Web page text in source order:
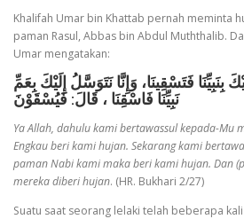
Khalifah Umar bin Khattab pernah meminta
paman Rasul, Abbas bin Abdul Muththalib.
Umar mengatakan:
بِنَبِيِّنَا فَتَسْقِينَا، وَإِنَّا نَتَوَسَّلُ إِلَيْكَ بِعَمِّ
نَبِيِّنَا فَاسْقِنَا ، قَالَ: فَيُسْقَوْنَ
Ya Allah, dahulu kami bertawassul kepada-Mu
Engkau beri kami hujan. Sekarang kami
paman Nabi kami maka beri kami hujan. Dan
mereka diberi hujan. (HR. Bukhari 2/27)
Suatu saat seorang lelaki telah beberapa